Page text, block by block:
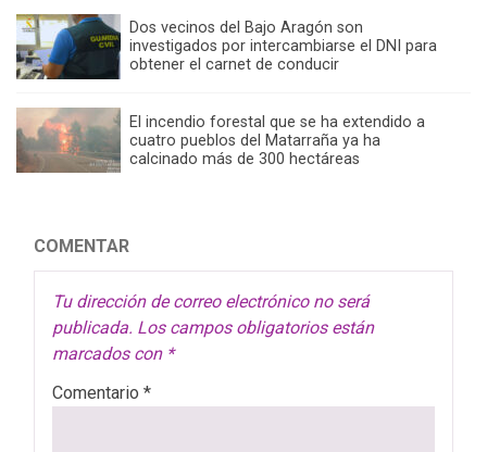
Dos vecinos del Bajo Aragón son
investigados por intercambiarse el DNI para
obtener el carnet de conducir
El incendio forestal que se ha extendido a
cuatro pueblos del Matarraña ya ha
calcinado más de 300 hectáreas
COMENTAR
Tu dirección de correo electrónico no será
publicada. Los campos obligatorios están
marcados con *
Comentario *